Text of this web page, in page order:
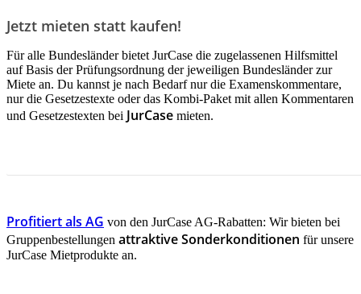
Jetzt mieten statt kaufen!
Für alle Bundesländer bietet JurCase die zugelassenen Hilfsmittel
auf Basis der Prüfungsordnung der jeweiligen Bundesländer zur
Miete an. Du kannst je nach Bedarf nur die Examenskommentare,
nur die Gesetzestexte oder das Kombi-Paket mit allen Kommentaren
und Gesetzestexten bei JurCase mieten.
Profitiert als AG von den JurCase AG-Rabatten: Wir bieten bei
Gruppenbestellungen attraktive Sonderkonditionen für unsere
JurCase Mietprodukte an.